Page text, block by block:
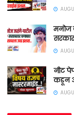
मनोज
नीट
कडून